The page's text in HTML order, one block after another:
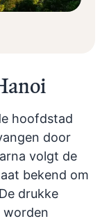
hoofdstad
door
volgt de
bekend om
drukke
worden